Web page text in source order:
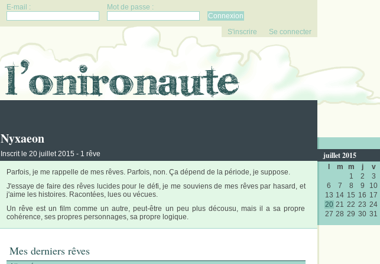
E-mail : Mot de passe :
S'inscrire Se connecter
Nyxaeon
Inscrit le 20 juillet 2015 - 1 rêve
juillet 2015
m m j v
1
2 3
6
7 8 9 10
13 14 15 16 17
20 21 22 23 24
27 28 29 30 31
Parfois, je me rappelle de mes rêves. Parfois, non. Ça dépend de la période, je suppose.
J'essaye de faire des rêves lucides pour le défi, je me souviens de mes rêves par hasard, et
j'aime les histoires. Racontées, lues ou vécues.
Un rêve est un film comme un autre, peut-être un peu plus décousu, mais il a sa propre
cohérence, ses propres personnages, sa propre logique.
Mes derniers rêves